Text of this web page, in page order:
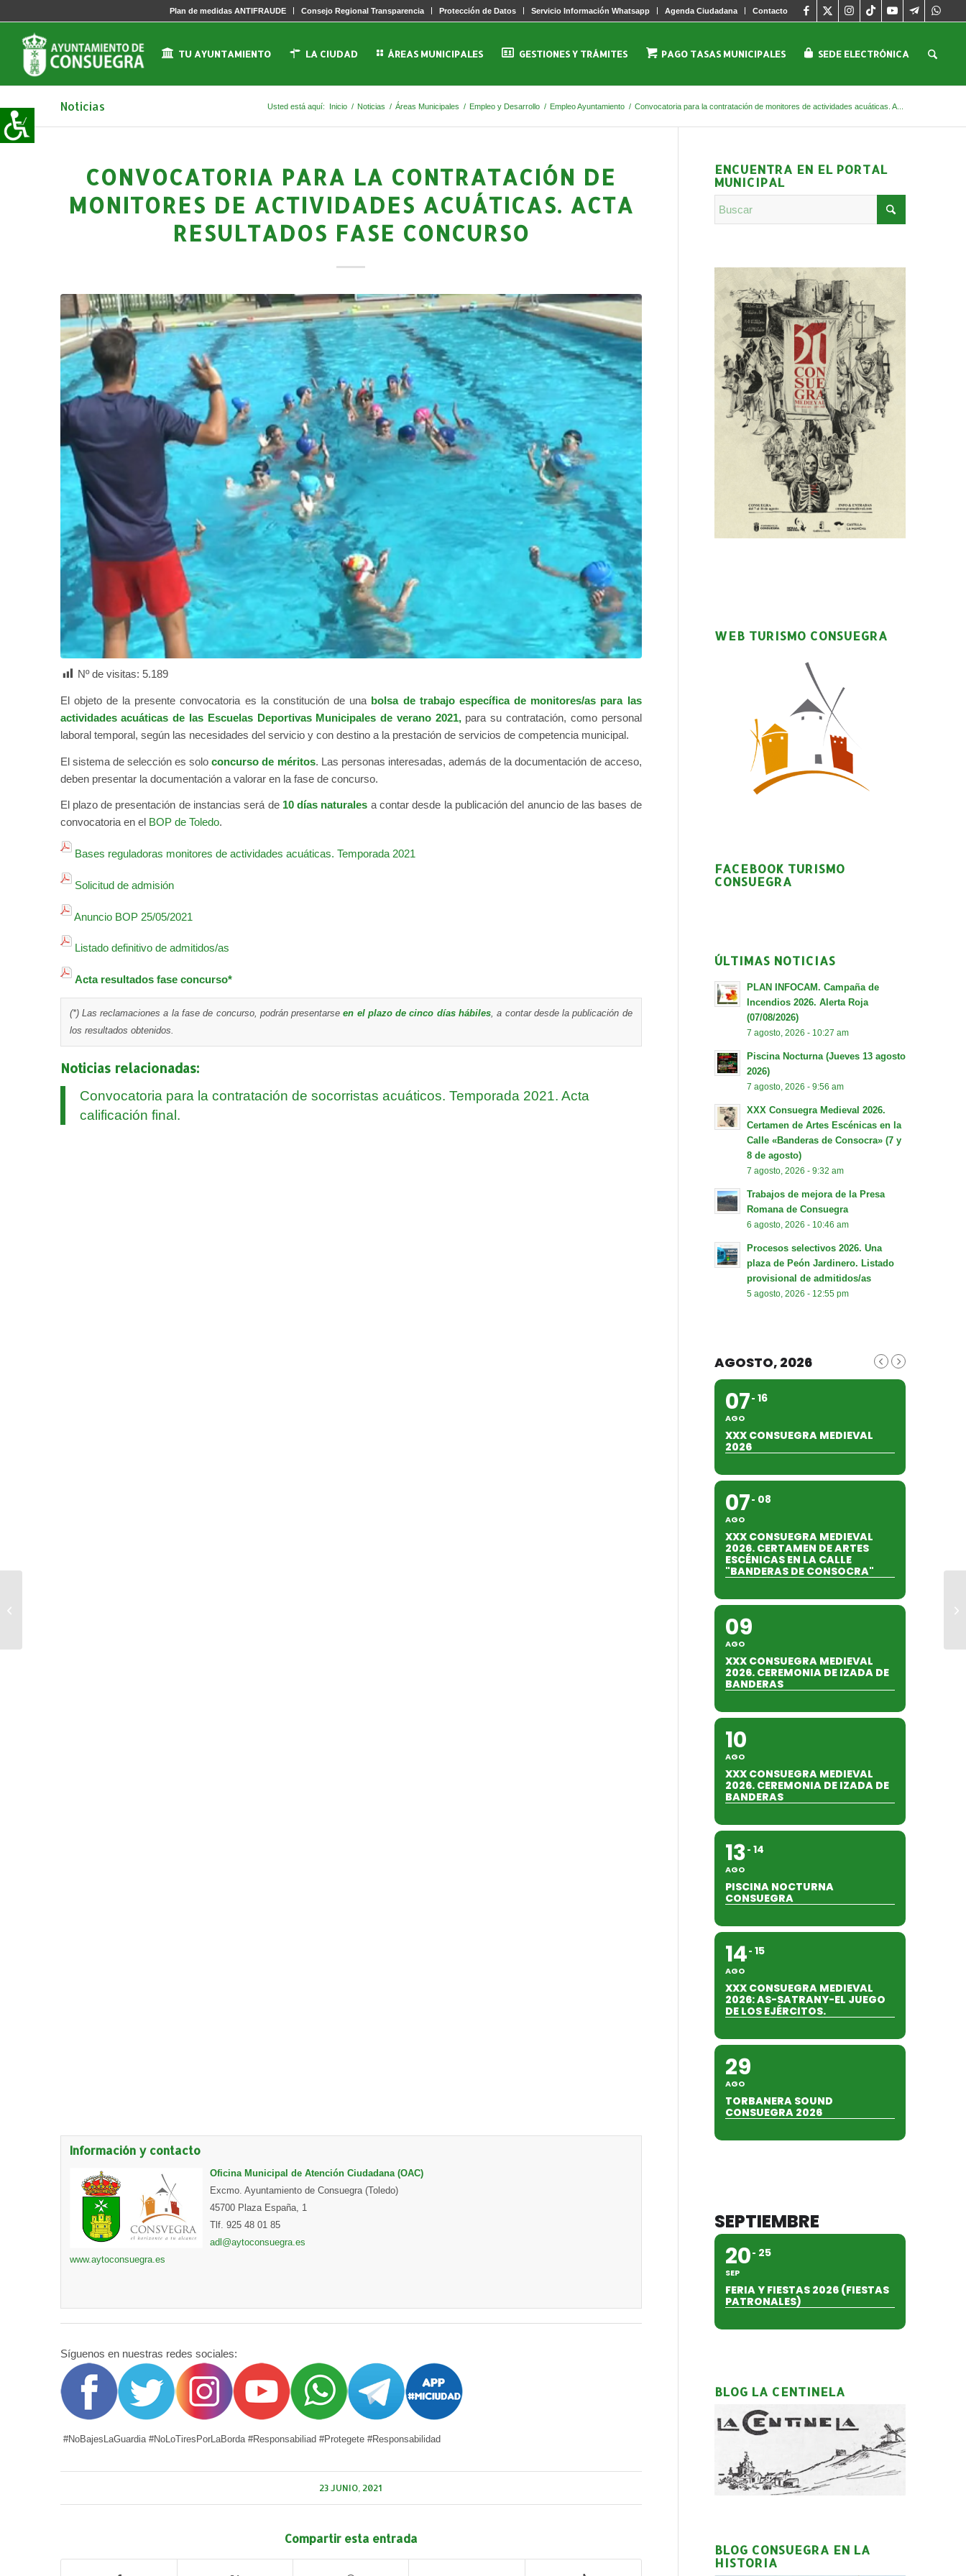
Plan de medidas ANTIFRAUDE Consejo Regional Transparencia Protección de Datos Servicio Información Whatsapp Agenda Ciudadana Contacto
TU AYUNTAMIENTO LA CIUDAD ÁREAS MUNICIPALES GESTIONES Y TRÁMITES PAGO TASAS MUNICIPALES SEDE ELECTRÓNICA
Noticias Usted está aquí: Inicio / Noticias / Áreas Municipales / Empleo y Desarrollo / Empleo Ayuntamiento / Convocatoria para la contratación de monitores de actividades acuáticas. A...
CONVOCATORIA PARA LA CONTRATACIÓN DE
MONITORES DE ACTIVIDADES ACUÁTICAS. ACTA
RESULTADOS FASE CONCURSO
Nº de visitas: 5.189
El objeto de la presente convocatoria es la constitución de una bolsa de trabajo específica de monitores/as para las
actividades acuáticas de las Escuelas Deportivas Municipales de verano 2021,para su contratación, como personal
laboral temporal, según las necesidades del servicio y con destino a la prestación de servicios de competencia municipal.
El sistema de selección es soloconcurso de méritos. Las personas interesadas, además de la documentación de acceso,
deben presentar la documentación a valorar en la fase de concurso.
El plazo de presentación de instancias será de 10 días naturales a contar desde la publicación del anuncio de las bases de
convocatoria en el BOP de Toledo.
Bases reguladoras monitores de actividades acuáticas. Temporada 2021
Solicitud de admisión
Anuncio BOP 25/05/2021
Listado definitivo de admitidos/as
Acta resultados fase concurso*
(*) Las reclamaciones a la fase de concurso, podrán presentarseen el plazo de cinco días hábiles, a contar desde la publicación de
los resultados obtenidos.
Noticias relacionadas:
Convocatoria para la contratación de socorristas acuáticos. Temporada 2021. Acta
calificación final.
Información y contacto
Oficina Municipal de Atención Ciudadana (OAC)
Excmo. Ayuntamiento de Consuegra (Toledo)
45700 Plaza España, 1
Tlf. 925 48 01 85
adl@aytoconsuegra.es
www.aytoconsuegra.es
Síguenos en nuestras redes sociales:
#NoBajesLaGuardia #NoLoTiresPorLaBorda #Responsabiliad #Protegete #Responsabilidad
23 JUNIO, 2021
Compartir esta entrada
ENCUENTRA EN EL PORTAL
MUNICIPAL
WEB TURISMO CONSUEGRA
FACEBOOK TURISMO
CONSUEGRA
ÚLTIMAS NOTICIAS
PLAN INFOCAM. Campaña de
Incendios 2026. Alerta Roja
(07/08/2026)
7 agosto, 2026 - 10:27 am
Piscina Nocturna (Jueves 13 agosto
2026)
7 agosto, 2026 - 9:56 am
XXX Consuegra Medieval 2026.
Certamen de Artes Escénicas en la
Calle «Banderas de Consocra» (7 y
8 de agosto)
7 agosto, 2026 - 9:32 am
Trabajos de mejora de la Presa
Romana de Consuegra
6 agosto, 2026 - 10:46 am
Procesos selectivos 2026. Una
plaza de Peón Jardinero. Listado
provisional de admitidos/as
5 agosto, 2026 - 12:55 pm
AGOSTO, 2026
07
AGO
16
XXX CONSUEGRA MEDIEVAL
2026
07
AGO
08
XXX CONSUEGRA MEDIEVAL
2026. CERTAMEN DE ARTES
ESCÉNICAS EN LA CALLE
"BANDERAS DE CONSOCRA"
09
AGO
XXX CONSUEGRA MEDIEVAL
2026. CEREMONIA DE IZADA DE
BANDERAS
10
AGO
XXX CONSUEGRA MEDIEVAL
2026. CEREMONIA DE IZADA DE
BANDERAS
13
AGO
14
PISCINA NOCTURNA
CONSUEGRA
14
AGO
15
XXX CONSUEGRA MEDIEVAL
2026: AS-SATRANY-EL JUEGO
DE LOS EJÉRCITOS.
29
AGO
TORBANERA SOUND
CONSUEGRA 2026
SEPTIEMBRE
20
SEP
25
FERIA Y FIESTAS 2026 (FIESTAS
PATRONALES)
BLOG LA CENTINELA
BLOG CONSUEGRA EN LA
HISTORIA